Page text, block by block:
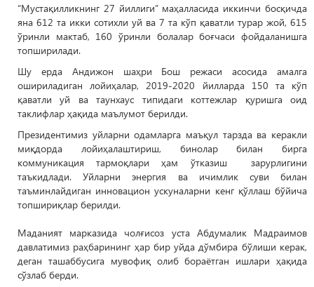
“Мустақилликнинг 27 йиллиги” маҳалласида иккинчи босқичда
яна 612 та икки сотихли уй ва 7 та кўп қаватли турар жой, 615
ўринли мактаб, 160 ўринли болалар боғчаси фойдаланишга
топширилади.
Шу ерда Андижон шаҳри Бош режаси асосида амалга
ошириладиган лойиҳалар, 2019-2020 йилларда 150 та кўп
қаватли уй ва таунхаус типидаги коттежлар қуришга оид
таклифлар ҳақида маълумот берилди.
Президентимиз уйларни одамларга маъқул тарзда ва керакли
миқдорда лойиҳалаштириш, бинолар билан бирга
коммуникация тармоқлари ҳам ўтказиш зарурлигини
таъкидлади. Уйларни энергия ва ичимлик суви билан
таъминлайдиган инновацион ускуналарни кенг қўллаш бўйича
топшириқлар берилди.
Маданият марказида чолғисоз уста Абдумалик Мадраимов
давлатимиз раҳбарининг ҳар бир уйда дўмбира бўлиши керак,
деган ташаббусига мувофиқ олиб бораётган ишлари ҳақида
сўзлаб берди.